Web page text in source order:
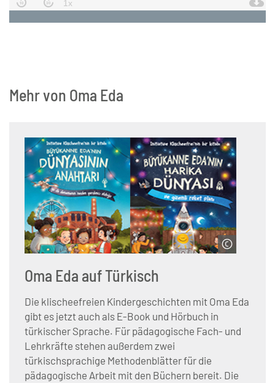
Mehr von Oma Eda
Oma Eda auf Türkisch
Die klischeefreien Kindergeschichten mit Oma Eda
gibt es jetzt auch als E-Book und Hörbuch in
türkischer Sprache. Für pädagogische Fach- und
Lehrkräfte stehen außerdem zwei
türkischsprachige Methodenblätter für die
pädagogische Arbeit mit den Büchern bereit. Die